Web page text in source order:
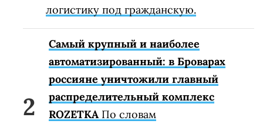
логистику под гражданскую.
Самый крупный и наиболее
автоматизированный: в Броварах
россияне уничтожили главный
распределительный комплекс
ROZETKA По словам